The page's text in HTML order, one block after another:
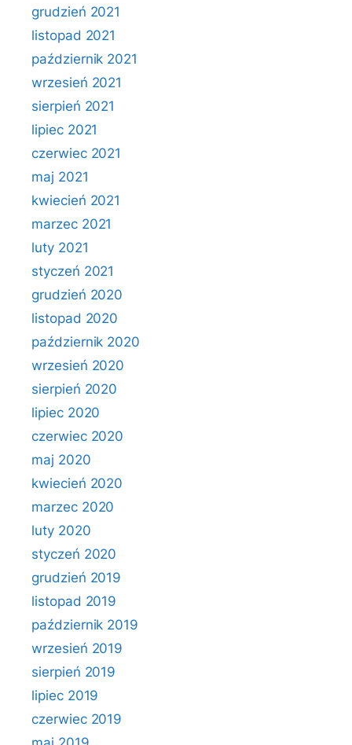
grudzień 2021
listopad 2021
październik 2021
wrzesień 2021
sierpień 2021
lipiec 2021
czerwiec 2021
maj 2021
kwiecień 2021
marzec 2021
luty 2021
styczeń 2021
grudzień 2020
listopad 2020
październik 2020
wrzesień 2020
sierpień 2020
lipiec 2020
czerwiec 2020
maj 2020
kwiecień 2020
marzec 2020
luty 2020
styczeń 2020
grudzień 2019
listopad 2019
październik 2019
wrzesień 2019
sierpień 2019
lipiec 2019
czerwiec 2019